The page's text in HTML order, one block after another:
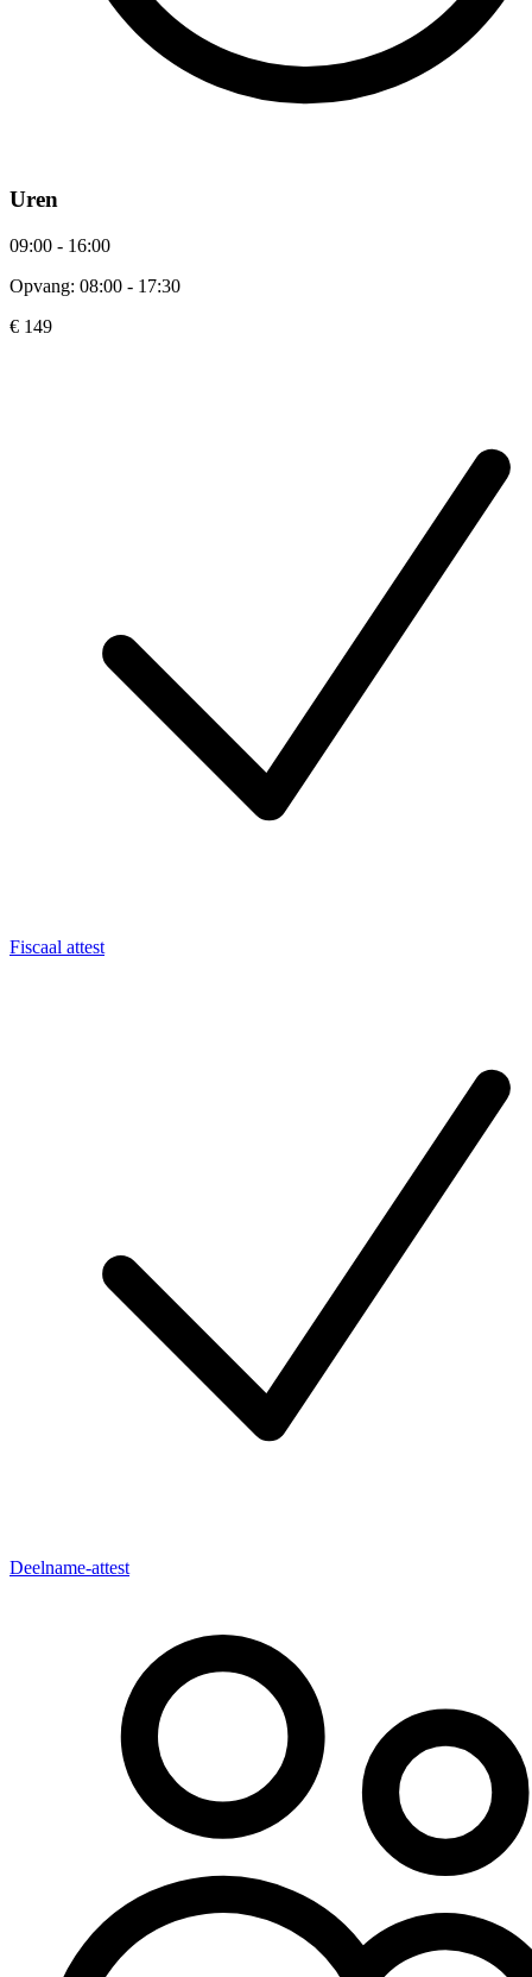
Uren
09:00 - 16:00
Opvang: 08:00 - 17:30
€ 149
Fiscaal attest
Deelname-attest